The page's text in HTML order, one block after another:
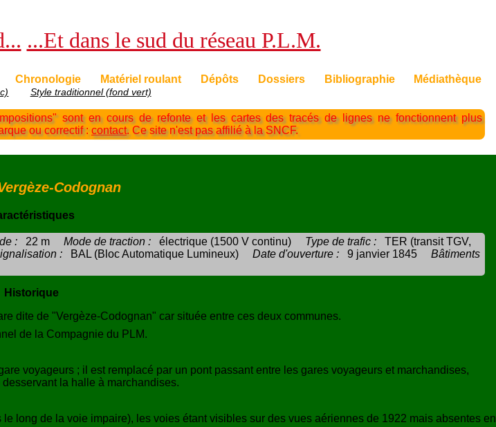
...Et dans le sud du réseau P.L.M.
Chronologie Matériel roulant Dépôts Dossiers Bibliographie Médiathèque
Style traditionnel (fond vert)
sont en cours de refonte et les cartes des tracés de lignes ne fonctionnent plus
ou correctif : contact. Ce site n'est pas affilié à la SNCF.
Codognan
: 22 m Mode de traction : électrique (1500 V continu) Type de trafic :
TER (transit TGV,
: BAL (Bloc Automatique Lumineux) Date d'ouverture : 9 janvier 1845
Bâtiments
Historique
dite de "Vergèze-Codognan" car située entre ces deux communes.
de la Compagnie du PLM.
voyageurs ; il est remplacé par un pont passant entre les gares voyageurs et marchandises,
la halle à marchandises.
long de la voie impaire), les voies étant visibles sur des vues aériennes de 1922 mais absentes en